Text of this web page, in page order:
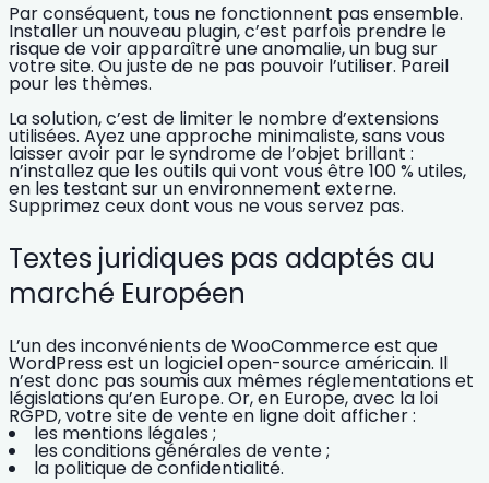
Par conséquent, tous ne fonctionnent pas ensemble.
Installer un nouveau plugin, c’est parfois prendre le
risque de voir apparaître une anomalie, un bug sur
votre site. Ou juste de ne pas pouvoir l’utiliser. Pareil
pour les thèmes.
La solution, c’est de limiter le nombre d’extensions
utilisées. Ayez une approche minimaliste, sans vous
laisser avoir par le syndrome de l’objet brillant :
n’installez que les outils qui vont vous être 100 % utiles,
en les testant sur un environnement externe.
Supprimez ceux dont vous ne vous servez pas.
Textes juridiques pas adaptés au
marché Européen
L’un des inconvénients de WooCommerceest que
WordPress est un logiciel open-source américain. Il
n’est donc pas soumis aux mêmes réglementations et
législations qu’en Europe. Or, en Europe, avec la loi
RGPD, votre site de vente en ligne doit afficher :
les mentions légales ;
les conditions générales de vente ;
la politique de confidentialité.